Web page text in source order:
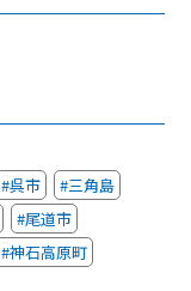
#呉市
#三角島
#尾道市
#神石高原町